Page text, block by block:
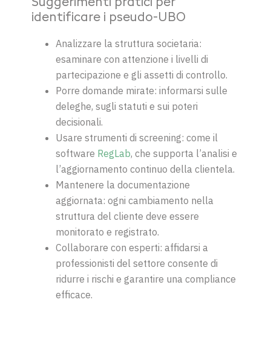
Suggerimenti pratici per
identificare i pseudo-UBO
Analizzare la struttura societaria:
esaminare con attenzione i livelli di
partecipazione e gli assetti di controllo.
Porre domande mirate: informarsi sulle
deleghe, sugli statuti e sui poteri
decisionali.
Usare strumenti di screening: come il
software RegLab, che supporta l’analisi e
l’aggiornamento continuo della clientela.
Mantenere la documentazione
aggiornata: ogni cambiamento nella
struttura del cliente deve essere
monitorato e registrato.
Collaborare con esperti: affidarsi a
professionisti del settore consente di
ridurre i rischi e garantire una compliance
efficace.